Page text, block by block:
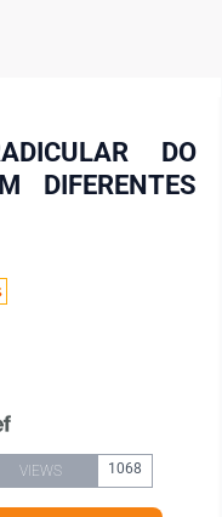
DO
DIFERENTES
VIEWS 1068